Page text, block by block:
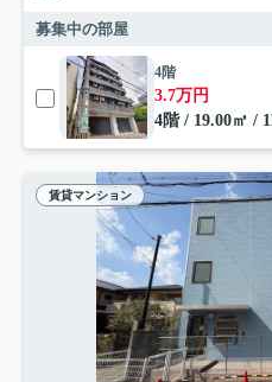
募集中の部屋
4階
3.7万円
4階 / 19.00㎡ /
賃貸マンション